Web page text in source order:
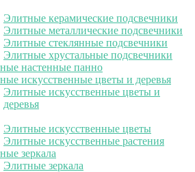
Элитные керамические подсвечники
Элитные металлические подсвечники
Элитные стеклянные подсвечники
Элитные хрустальные подсвечники
настенные панно
искусственные цветы и деревья
Элитные искусственные цветы и
деревья
Элитные искусственные цветы
Элитные искусственные растения
зеркала
Элитные зеркала